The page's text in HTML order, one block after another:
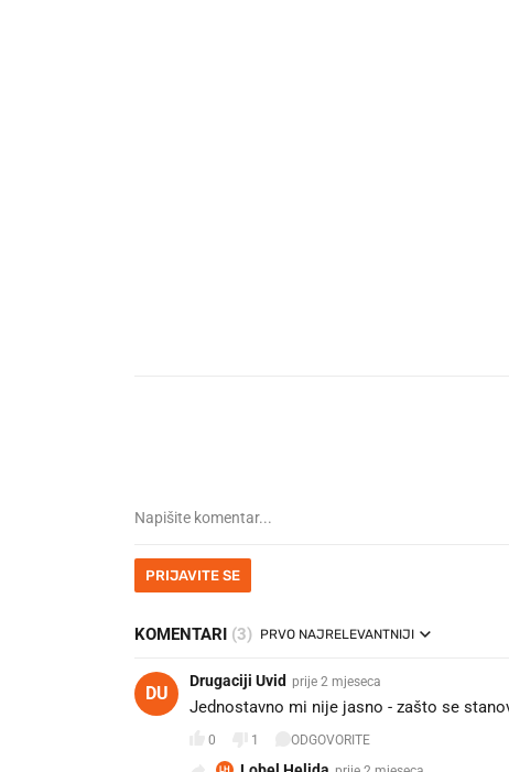
PRIJAVITE SE
KOMENTARI (3) PRVO NAJRELEVANTNIJI
DU
Drugaciji Uvid prije 2 mjeseca
Jednostavno mi nije jasno - zašto se
0 1 ODGOVORITE
LH